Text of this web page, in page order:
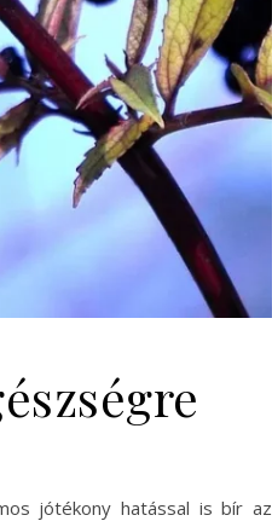
jótékony hatással is bír az